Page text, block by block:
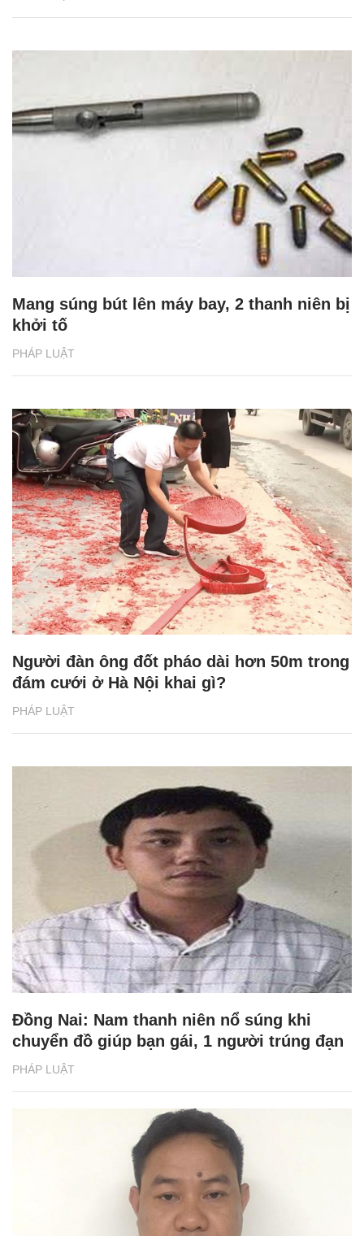
PHÁP LUẬT
Mang súng bút lên máy bay, 2 thanh niên bị
khởi tố
PHÁP LUẬT
Người đàn ông đốt pháo dài hơn 50m trong
đám cưới ở Hà Nội khai gì?
PHÁP LUẬT
Đồng Nai: Nam thanh niên nổ súng khi
chuyển đồ giúp bạn gái, 1 người trúng đạn